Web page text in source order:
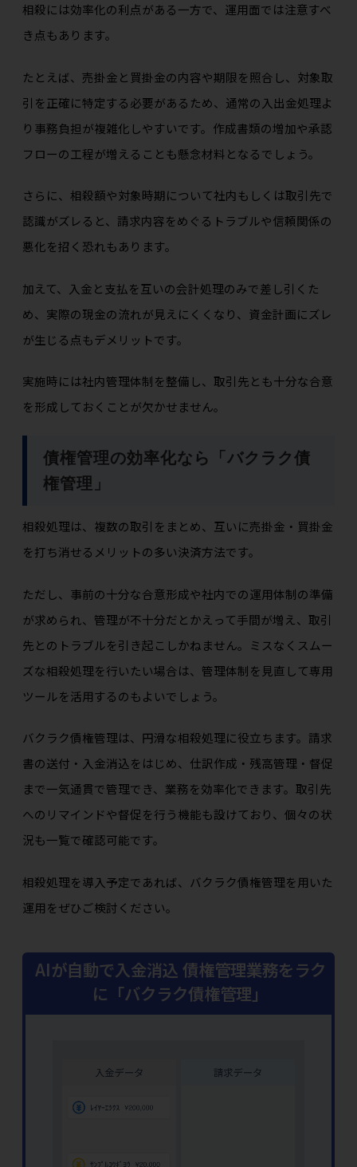
相殺には効率化の利点がある一方で、運用面では注意すべ
き点もあります。
たとえば、売掛金と買掛金の内容や期限を照合し、対象取
引を正確に特定する必要があるため、通常の入出金処理よ
り事務負担が複雑化しやすいです。作成書類の増加や承認
フローの工程が増えることも懸念材料となるでしょう。
さらに、相殺額や対象時期について社内もしくは取引先で
認識がズレると、請求内容をめぐるトラブルや信頼関係の
悪化を招く恐れもあります。
加えて、入金と支払を互いの会計処理のみで差し引くた
め、実際の現金の流れが見えにくくなり、資金計画にズレ
が生じる点もデメリットです。
実施時には社内管理体制を整備し、取引先とも十分な合意
を形成しておくことが欠かせません。
債権管理の効率化なら「バクラク債
権管理」
相殺処理は、複数の取引をまとめ、互いに売掛金・買掛金
を打ち消せるメリットの多い決済方法です。
ただし、事前の十分な合意形成や社内での運用体制の準備
が求められ、管理が不十分だとかえって手間が増え、取引
先とのトラブルを引き起こしかねません。ミスなくスムー
ズな相殺処理を行いたい場合は、管理体制を見直して専用
ツールを活用するのもよいでしょう。
バクラク債権管理は、円滑な相殺処理に役立ちます。請求
書の送付・入金消込をはじめ、仕訳作成・残高管理・督促
まで一気通貫で管理でき、業務を効率化できます。取引先
へのリマインドや督促を行う機能も設けており、個々の状
況も一覧で確認可能です。
相殺処理を導入予定であれば、バクラク債権管理を用いた
運用をぜひご検討ください。
AIが自動で入金消込 債権管理業務をラク
に「バクラク債権管理」